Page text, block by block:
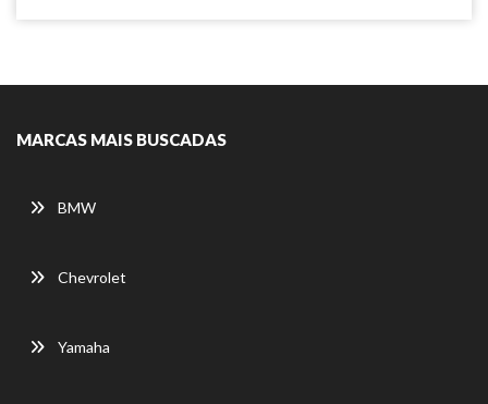
MARCAS MAIS BUSCADAS
BMW
Chevrolet
Yamaha